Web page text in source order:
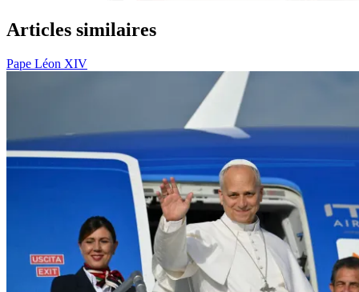
Articles similaires
Pape Léon XIV